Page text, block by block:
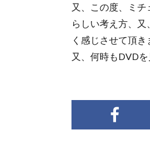
又、この度、ミ
らしい考え方、
く感じさせて頂き
又、何時もDVD